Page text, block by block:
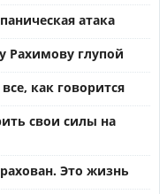
атака
Рахимову глупой
как говорится
свои силы на
Это жизнь